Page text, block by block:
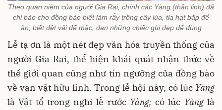
Theo quan niệm của người Gia Rai, chính các Yàng (thần linh) đã
chỉ bảo cho đồng bào biết làm rẫy trồng cây lúa, tỉa hạt bắp để
ăn, biết dệt vải để mặc, đan những chiếc gùi đẹp để dùng
Lễ tạ ơn là một nét đẹp văn hóa truyền thống của
người Gia Rai, thể hiện khái quát nhận thức về
thế giới quan cũng như tín ngưỡng của đồng bào
về vạn vật hữu linh. Trong lễ hội này, có lúc Yàng
là Vật tổ trong nghi lễ rước Yàng;có lúc Yànglà